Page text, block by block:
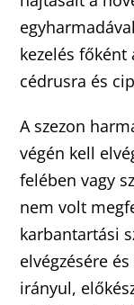
kezelés
cédrusra és
A szezon
végén kell
felében vagy
nem volt
karbantartási
elvégzésére
irányul,